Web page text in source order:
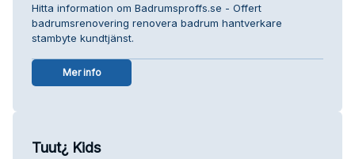
Hitta information om Badrumsproffs.se - Offert
badrumsrenovering renovera badrum hantverkare
stambyte kundtjänst.
Mer info
Tuut¿ Kids